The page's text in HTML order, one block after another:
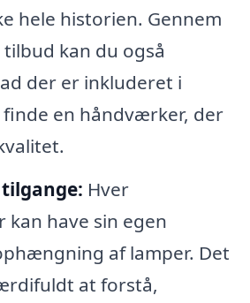
hele historien. Gennem
kan du også
der er inkluderet i
finde en håndværker, der
Hver
have sin egen
af lamper. Det
at forstå,